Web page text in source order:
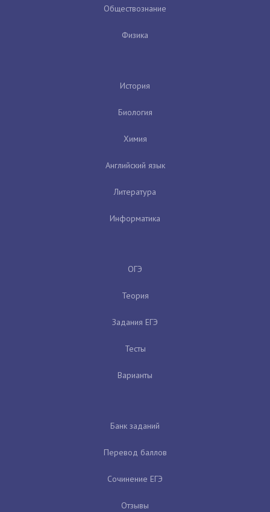
Обществознание
Физика
История
Биология
Химия
Английский язык
Литература
Информатика
ОГЭ
Теория
Задания ЕГЭ
Тесты
Варианты
Банк заданий
Перевод баллов
Сочинение ЕГЭ
Отзывы